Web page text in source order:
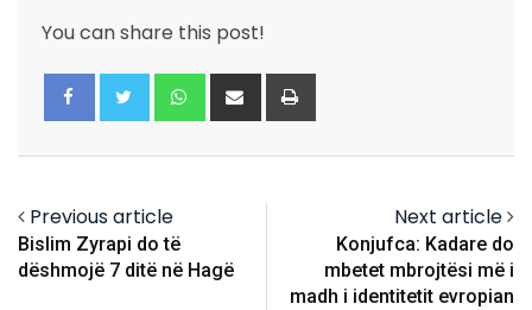
You can share this post!
Whatsapp
Share
via
Previous article
Bislim Zyrapi do të
dëshmojë 7 ditë në Hagë
Next article
Konjufca: Kadare do
mbetet mbrojtësi më i
madh i identitetit evropian